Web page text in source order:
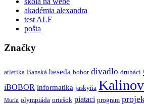
akadémia alexandra
test ALF
pošta
Značky
atletika Banská beseda bobor divadlo druháci
iBOBOR informatika jaskyňa
Murín olympiáda oriešok piataci program